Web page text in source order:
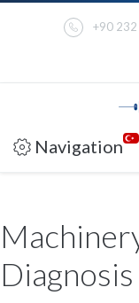
+90
Navigation